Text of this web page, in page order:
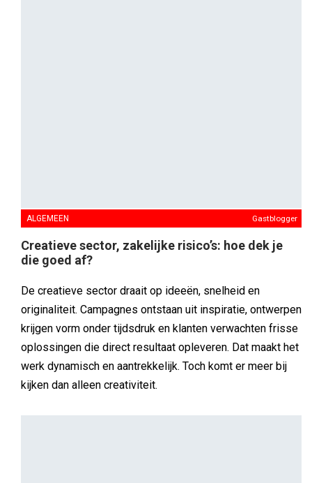
ALGEMEEN Gastblogger
Het vergeten kind van het Unified Measurement
Framework: Experimenten
Marketing Mix Modeling (MMM) en attributiemodellen
krijgen vaak veel aandacht. Experimenten, de derde pijler
van het Unified Measurement Framework, worden daarbij
vaak over het hoofd gezien. Hierdoor worden de
aannames achter deze modellen maar zelden echt
getoetst in de praktijk.